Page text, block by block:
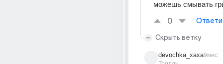
можешь смывать
0
Скрыть ветку
devochka_xaxa9мес